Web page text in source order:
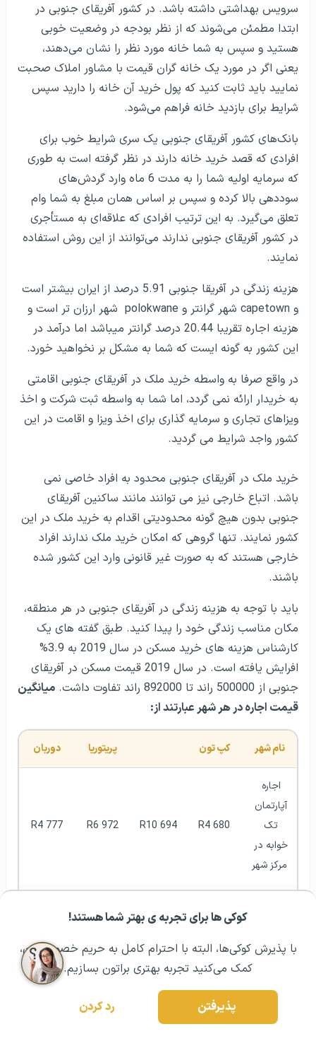
کوکی ها برای تجربه ی بهتر شما هستند!
با پذیرش کوکی‌ها، البته با احترام کامل به حریم خصوصیتون،
کمک می‌کنید تجربه بهتری براتون بسازیم.
پذیرفتن رد کردن
مشــاوره اولیه رایگان: ۰۲۱ ۴۳۰۰۰ ۰۲۱ رزرو مشاوره تخصصی
سرویس بهداشتی داشته باشد. در کشور آفریقای جنوبی در
ابتدا مطمئن می‌شوند که از نظر بودجه در وضعیت خوبی
هستید و سپس به شما خانه مورد نظر را نشان می‌دهند،
یعنی اگر در مورد یک خانه گران قیمت با مشاور املاک صحبت
نمایید باید ثابت کنید که پول خرید آن خانه را دارید سپس
شرایط برای بازدید خانه فراهم می‌شود.
بانک‌های کشور آفریقای جنوبی یک سری شرایط خوب برای
افرادی که قصد خرید خانه دارند در نظر گرفته است به طوری
که سرمایه اولیه شما را به مدت 6 ماه وارد گردش‌های
سوددهی بالا کرده و سپس بر اساس همان مبلغ به شما وام
تعلق می‌گیرد. به این ترتیب افرادی که علاقه‌ای به مستأجری
در کشور آفریقای جنوبی ندارند می‌توانند از این روش استفاده
نمایند.
هزینه زندگی در آفریقا جنوبی 5.91 درصد از ایران بیشتر است
و capetown شهر گرانتر و polokwane شهر ارزان تر است و
هزینه اجاره تقریبا 20.44 درصد گرانتر میباشد اما درآمد در
این کشور به گونه ایست که شما به مشکل بر نخواهید خورد.
در واقع صرفا به واسطه خرید ملک در آفریقای جنوبی اقامتی
به خریدار ارائه نمی گردد، اما شما به واسطه ثبت شرکت و اخذ
ویزاهای تجاری و سرمایه گذاری برای اخذ ویزا و اقامت در این
کشور واجد شرایط می گردید.
خرید ملک در آفریقای جنوبی محدود به افراد خاصی نمی
باشد. اتباع خارجی نیز می توانند مانند ساکنین آفریقای
جنوبی بدون هیچ گونه محدودیتی اقدام به خرید ملک در این
کشور نمایند. تنها گروهی که امکان خرید ملک ندارند افراد
خارجی هستند که به صورت غیر قانونی وارد این کشور شده
باشند.
باید با توجه به هزینه زندگی در آفریقای جنوبی در هر منطقه،
مکان مناسب زندگی خود را پیدا کنید. طبق گفته های یک
کارشناس هزینه های خرید مسکن در سال 2019 به 3.9%
افرایش یافته است. در سال 2019 قیمت مسکن در آفریقای
جنوبی از 500000 راند تا 892000 راند تفاوت داشت.
میانگین
قیمت اجاره در هر شهر عبارتند از:
نام شهر کپ تون پریتوریا دوربان
مرکز شهر
R4 680
R10 694
R6 972
R4 777
R5 060
R6 952
R5 462
R4 553